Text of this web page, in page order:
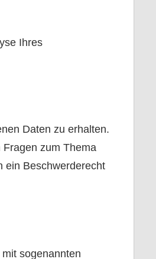
Ihres
Daten zu erhalten.
zum Thema
ein Beschwerderecht
sogenannten